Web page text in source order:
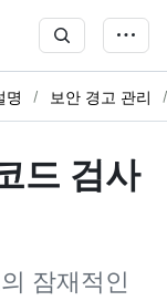
명 보안 경고 관리
드 검사
잠재적인